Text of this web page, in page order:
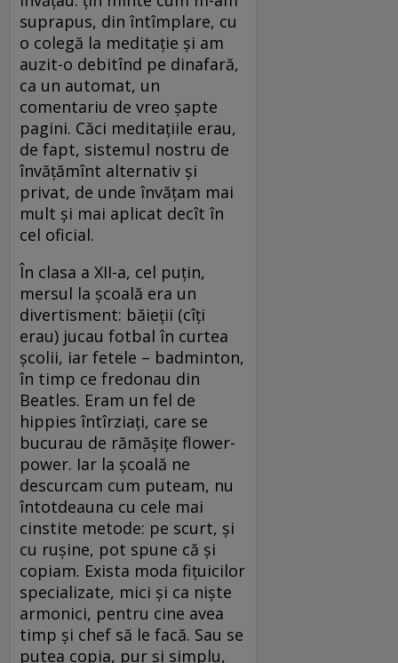
suprapus, din întîmplare, cu
o colegă la meditație și am
auzit-o debitînd pe dinafară,
ca un automat, un
comentariu de vreo șapte
pagini. Căci meditațiile erau,
de fapt, sistemul nostru de
învățămînt alternativ și
privat, de unde învățam mai
mult și mai aplicat decît în
cel oficial.
În clasa a XII-a, cel puțin,
mersul la școală era un
divertisment: băieții (cîți
erau) jucau fotbal în curtea
școlii, iar fetele – badminton,
în timp ce fredonau din
Beatles. Eram un fel de
hippies întîrziați, care se
bucurau de rămășițe flower-
power. Iar la școală ne
descurcam cum puteam, nu
întotdeauna cu cele mai
cinstite metode: pe scurt, și
cu rușine, pot spune că și
copiam. Exista moda fițuicilor
specializate, mici și ca niște
armonici, pentru cine avea
timp și chef să le facă. Sau se
putea copia, pur și simplu,